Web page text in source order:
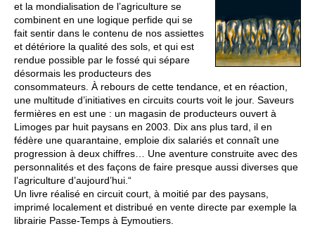
et la mondialisation de l’agriculture se
combinent en une logique perfide qui se
fait sentir dans le contenu de nos assiettes
et détériore la qualité des sols, et qui est
rendue possible par le fossé qui sépare
désormais les producteurs des
consommateurs. À rebours de cette tendance, et en réaction,
une multitude d’initiatives en circuits courts voit le jour. Saveurs
fermières en est une : un magasin de producteurs ouvert à
Limoges par huit paysans en 2003. Dix ans plus tard, il en
fédère une quarantaine, emploie dix salariés et connaît une
progression à deux chiffres… Une aventure construite avec des
personnalités et des façons de faire presque aussi diverses que
l’agriculture d’aujourd’hui.“
Un livre réalisé en circuit court, à moitié par des paysans,
imprimé localement et distribué en vente directe par exemple la
librairie Passe-Temps à Eymoutiers.